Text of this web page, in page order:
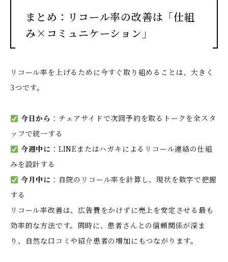
まとめ：リコール率の改善は「仕組
み×コミュニケーション」
リコール率を上げるために今すぐ取り組めることは、大きく
3つです。
今日から ：チェアサイドで次回予約を取るトークを全スタ
ッフで統一する
今週中に ：LINEまたはハガキによるリコール連絡の仕組
みを設計する
今月中に ：自院のリコール率を計算し、現状を数字で把握
する
リコール率改善は、広告費をかけずに売上を安定させる最も
効率的な方法です。同時に、患者さんとの信頼関係が深ま
り、自然な口コミや紹介患者の増加にもつながります。